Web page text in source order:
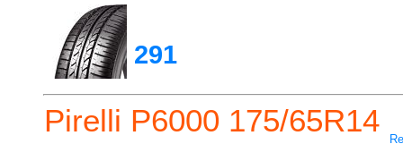
291
Pirelli P6000 175/65R14